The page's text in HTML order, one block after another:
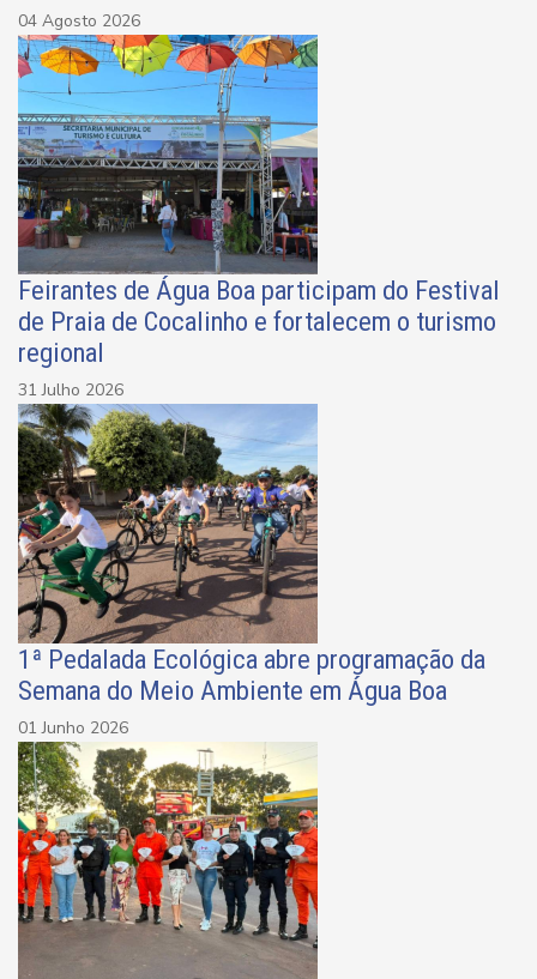
04 Agosto 2026
Feirantes de Água Boa participam do Festival
de Praia de Cocalinho e fortalecem o turismo
regional
31 Julho 2026
1ª Pedalada Ecológica abre programação da
Semana do Meio Ambiente em Água Boa
01 Junho 2026